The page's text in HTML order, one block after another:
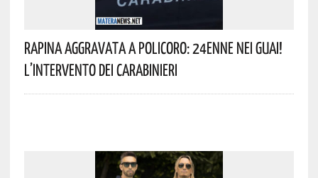
Rapina Aggravata A Policoro: 24enne Nei Guai!
L’intervento Dei Carabinieri